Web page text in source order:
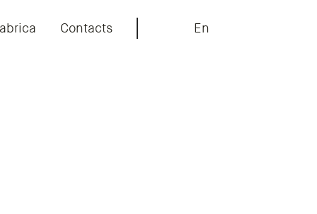
Contacts En